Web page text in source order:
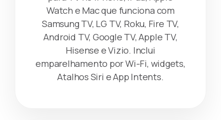
Watch e Mac que funciona com
Samsung TV, LG TV, Roku, Fire TV,
Android TV, Google TV, Apple TV,
Hisense e Vizio. Inclui
emparelhamento por Wi-Fi, widgets,
Atalhos Siri e App Intents.